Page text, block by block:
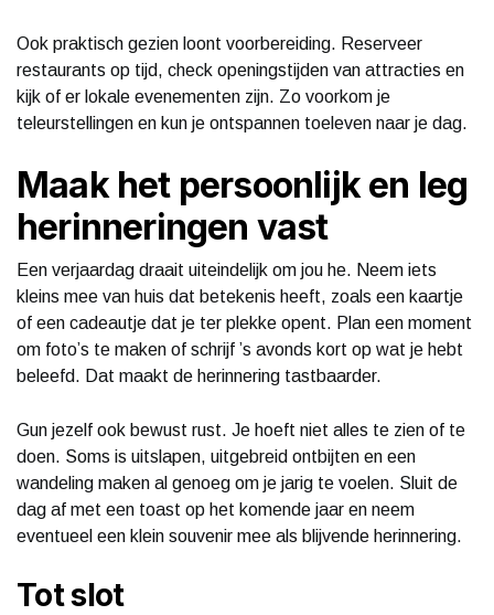
Ook praktisch gezien loont voorbereiding. Reserveer
restaurants op tijd, check openingstijden van attracties en
kijk of er lokale evenementen zijn. Zo voorkom je
teleurstellingen en kun je ontspannen toeleven naar je dag.
Maak het persoonlijk en leg
herinneringen vast
Een verjaardag draait uiteindelijk om jou he. Neem iets
kleins mee van huis dat betekenis heeft, zoals een kaartje
of een cadeautje dat je ter plekke opent. Plan een moment
om foto’s te maken of schrijf ’s avonds kort op wat je hebt
beleefd. Dat maakt de herinnering tastbaarder.
Gun jezelf ook bewust rust. Je hoeft niet alles te zien of te
doen. Soms is uitslapen, uitgebreid ontbijten en een
wandeling maken al genoeg om je jarig te voelen. Sluit de
dag af met een toast op het komende jaar en neem
eventueel een klein souvenir mee als blijvende herinnering.
Tot slot